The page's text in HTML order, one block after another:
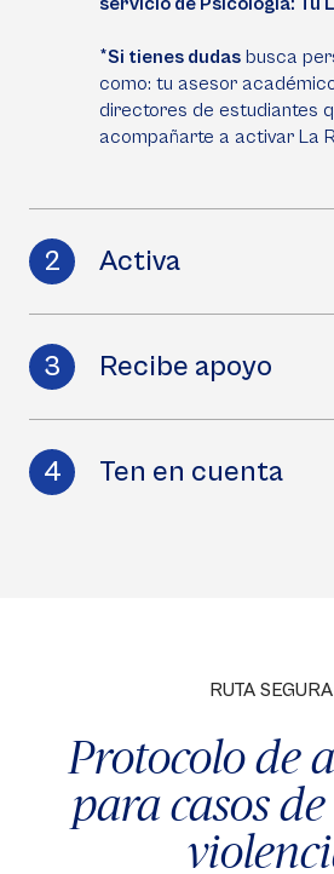
*Si tienes dudas busca
como: tu asesor
directores de estudiantes
acompañarte a activar La
Activa
Recibe apoyo
Ten en cuenta
RUTA SEGURA
Protocolo de
para casos